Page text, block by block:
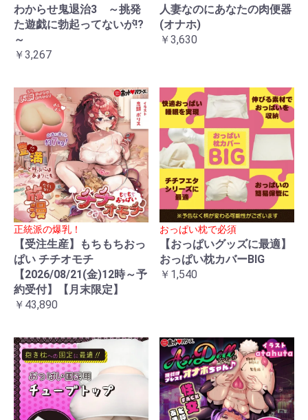
わからせ鬼退治3 ～挑発
た遊戯に勃起ってないが!?
～
￥3,267
人妻なのにあなたの肉便器
(オナホ)
￥3,630
正統派の爆乳！
【受注生産】もちもちおっ
ぱい チチオモチ
【2026/08/21(金)12時～予
約受付】【月末限定】
￥43,890
おっぱい枕で必須
【おっぱいグッズに最適】
おっぱい枕カバーBIG
￥1,540